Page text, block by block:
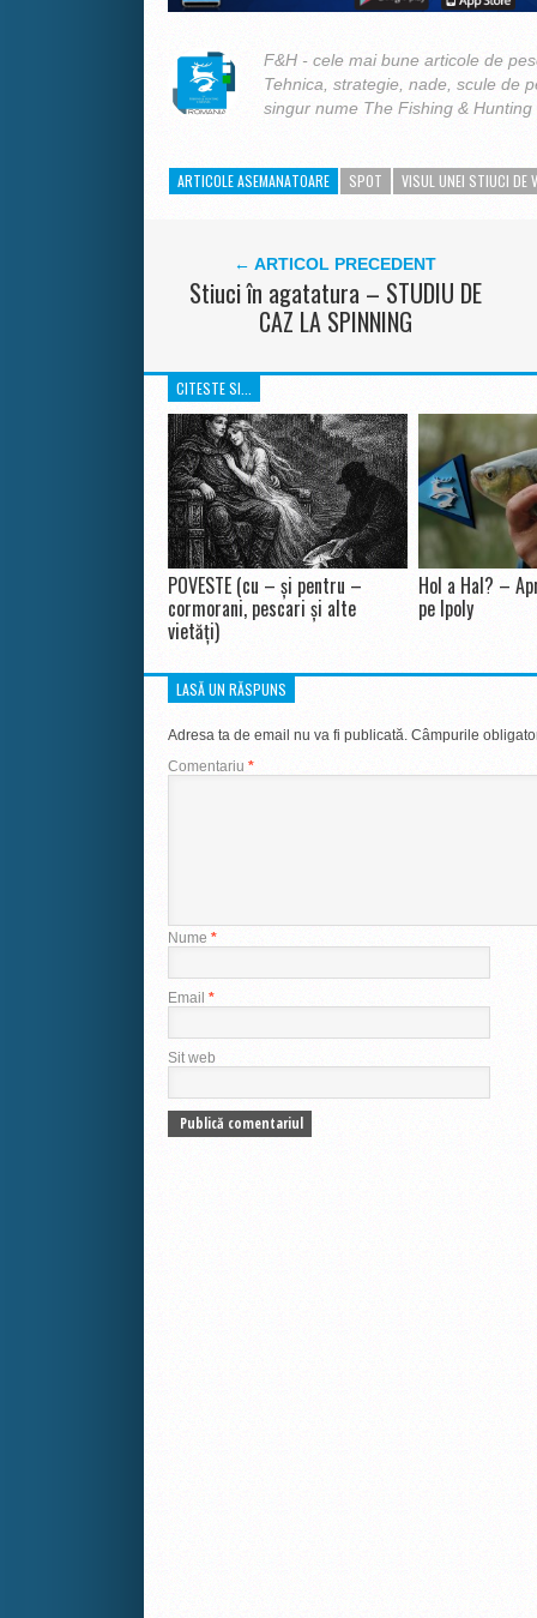
F&H - cele mai bune articole de
Tehnica, strategie, nade, scule de
singur nume The Fishing & Hunting
ARTICOLE ASEMANATOARE SPOT VISUL UNEI STIUCI DE
← ARTICOL PRECEDENT
Stiuci în agatatura – STUDIU DE
CAZ LA SPINNING
CITESTE SI...
POVESTE (cu – și pentru –
cormorani, pescari și alte
vietăți)
Hol a Hal? –
pe Ipoly
LASĂ UN RĂSPUNS
Adresa ta de email nu va fi publicată. Câmpurile
Comentariu *
Nume *
Email *
Sit web